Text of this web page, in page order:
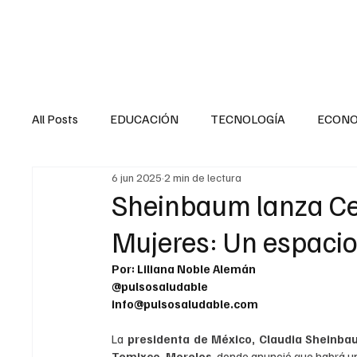
All Posts EDUCACIÓN TECNOLOGÍA
SALUD EN EL SECTOR PÚBLICO
LA ENTREVISTA ANIMAL
INTERNACIONAL GENERAL INTERNACIONAL
Sheinbaum lanza
Mujeres: Un
6 jun 2025 2 min de lectura
Por: Liliana Noble Alemán
@pulsosaludable
info@pulsosaludable.com
La presidenta de México, Claudia